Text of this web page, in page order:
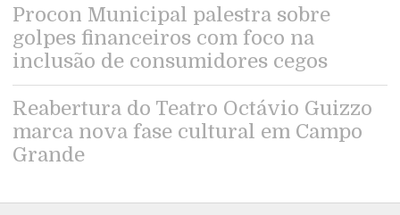
Procon Municipal palestra sobre
golpes financeiros com foco na
inclusão de consumidores cegos
Reabertura do Teatro Octávio Guizzo
marca nova fase cultural em Campo
Grande